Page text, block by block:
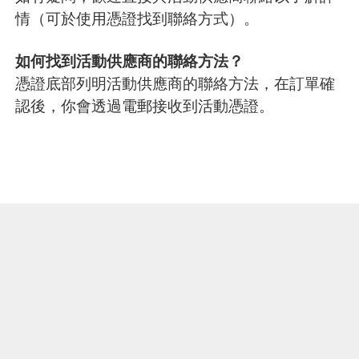
情（可於使用憑證找到聯絡方式）。
如何找到活動供應商的聯絡方法？
憑證底部列明活動供應商的聯絡方法，在訂單確
認後，你會透過電郵接收到活動憑證。